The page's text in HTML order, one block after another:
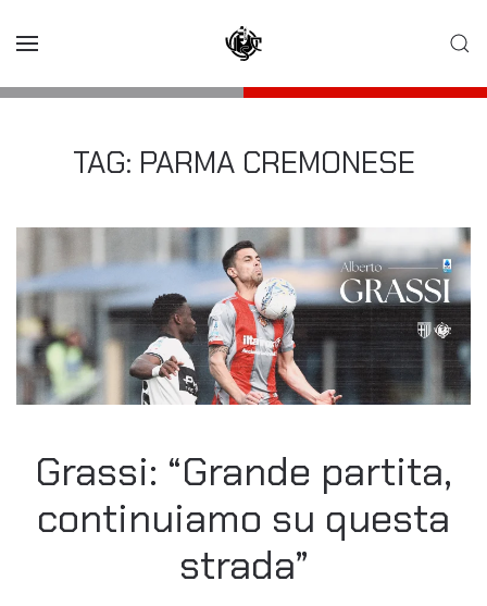
TAG: PARMA CREMONESE
Grassi: “Grande partita,
continuiamo su questa
strada”